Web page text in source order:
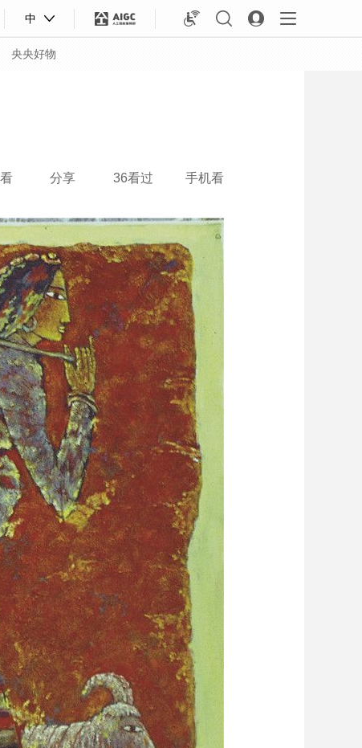
中
央央好物
体育 亚冬会
艺术 汽车 数智 5G
时尚 天气 才艺 网展 央央好物
分享 36看过 手机看